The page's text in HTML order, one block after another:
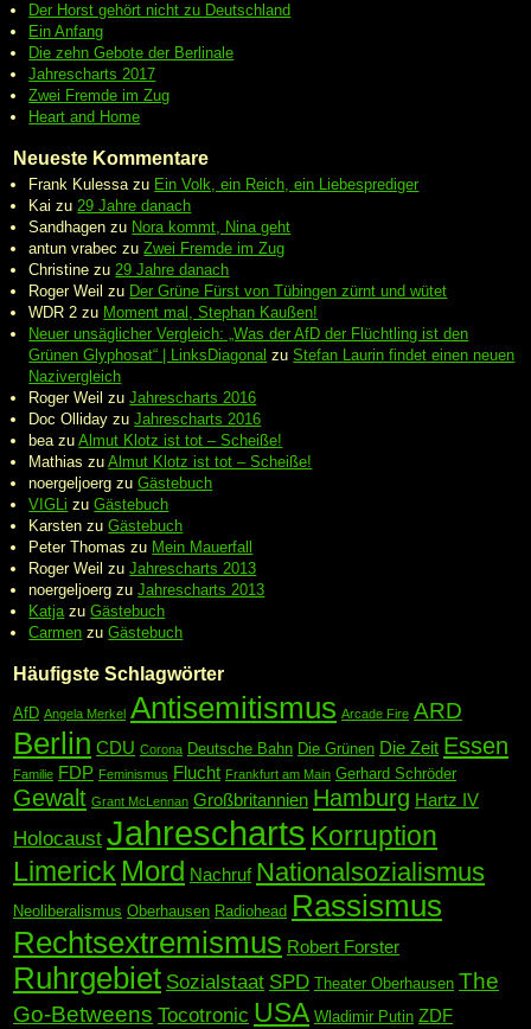
Der Horst gehört nicht zu Deutschland
Ein Anfang
Die zehn Gebote der Berlinale
Jahrescharts 2017
Zwei Fremde im Zug
Heart and Home
Neueste Kommentare
Frank Kulessazu Ein Volk, ein Reich, ein Liebesprediger
Kai zu29 Jahre danach
Sandhagen zu Nora kommt, Nina geht
antun vrabec zuZwei Fremde im Zug
Christine zu29 Jahre danach
Roger Weil zu Der Grüne Fürst von Tübingen zürnt und wütet
WDR 2 zu Moment mal, Stephan Kaußen!
Neuer unsäglicher Vergleich: „Was der AfD der Flüchtling ist den
Grünen Glyphosat“ | LinksDiagonal zuStefan Laurin findet einen neuen
Nazivergleich
Roger Weil zuJahrescharts 2016
Doc Olliday zuJahrescharts 2016
beazuAlmut Klotz ist tot – Scheiße!
Mathias zuAlmut Klotz ist tot – Scheiße!
noergeljoerg zuGästebuch
VIGLi zuGästebuch
Karsten zuGästebuch
Peter Thomas zu Mein Mauerfall
Roger Weil zuJahrescharts 2013
noergeljoerg zuJahrescharts 2013
KatjazuGästebuch
Carmen zuGästebuch
Häufigste Schlagwörter
AfD Angela Merkel Antisemitismus Arcade Fire ARD
Berlin CDU Corona Deutsche Bahn Die Grünen Die Zeit Essen
Familie FDP Feminismus Flucht Frankfurt am Main Gerhard Schröder
Gewalt Grant McLennan Großbritannien Hamburg Hartz IV
Holocaust Jahrescharts Korruption
Limerick Mord Nachruf Nationalsozialismus
Neoliberalismus Oberhausen Radiohead Rassismus
Rechtsextremismus Robert Forster
Ruhrgebiet Sozialstaat SPD Theater Oberhausen The
Go-Betweens Tocotronic USA Wladimir Putin ZDF